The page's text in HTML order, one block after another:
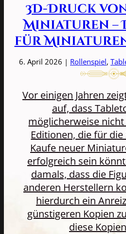
3D-Druck
Miniaturen –
für
6. April 2026 | Rollenspiel,
Vor einigen Jahren
auf, dass
möglicherweise
Editionen, die für
Kaufe neuer
erfolgreich sein
damals, dass die
anderen Herstellern
hierdurch ein
günstigeren Kopien
diese